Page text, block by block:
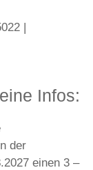
|
Infos:
der
einen 3 –